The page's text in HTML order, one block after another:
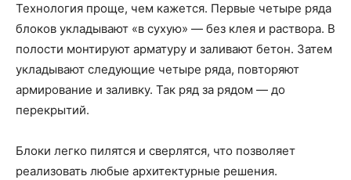
Технология проще, чем кажется. Первые четыре ряда
блоков укладывают «в сухую» — без клея и раствора. В
полости монтируют арматуру и заливают бетон. Затем
укладывают следующие четыре ряда, повторяют
армирование и заливку. Так ряд за рядом — до
перекрытий.
Блоки легко пилятся и сверлятся, что позволяет
реализовать любые архитектурные решения.